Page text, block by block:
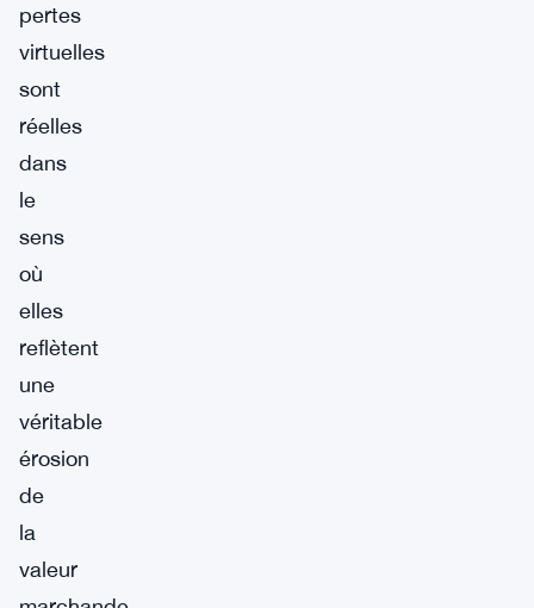
pertes
virtuelles
sont
réelles
dans
le
sens
où
elles
reflètent
une
véritable
érosion
de
la
valeur